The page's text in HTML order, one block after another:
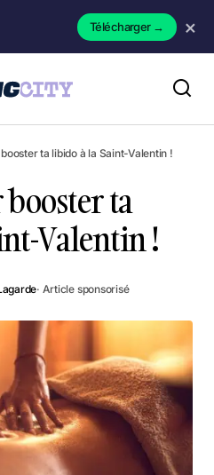
Télécharger→ ×
ta libido à la Saint-Valentin !
ta
Valentin !
· Article sponsorisé